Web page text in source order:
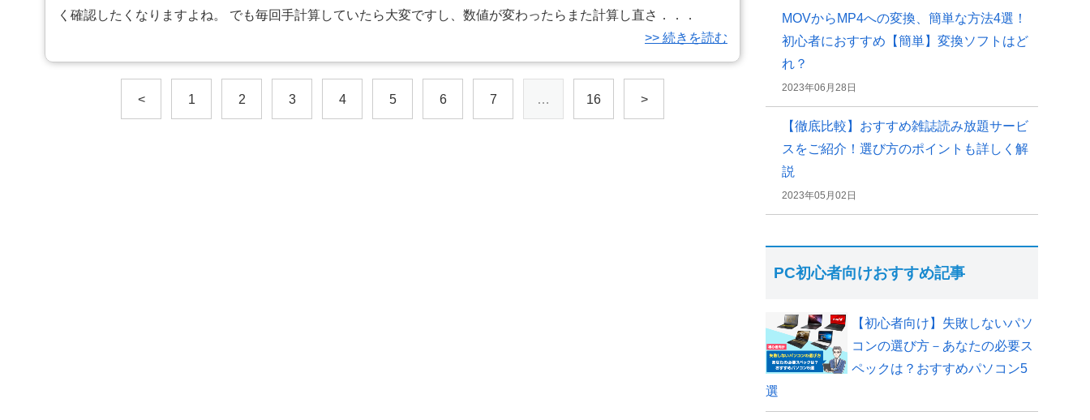
く確認したくなりますよね。 でも毎回手計算していたら大変ですし、数値が変わったらまた計算し直さ．．．
>> 続きを読む
< 1 2 3 4 5 6 7 … 16 >
MOVからMP4への変換、簡単な方法4選！
初心者におすすめ【簡単】変換ソフトはど
れ？
2023年06月28日
【徹底比較】おすすめ雑誌読み放題サービ
スをご紹介！選び方のポイントも詳しく解
説
2023年05月02日
PC初心者向けおすすめ記事
【初心者向け】失敗しないパソ
コンの選び方－あなたの必要ス
ペックは？おすすめパソコン5
選